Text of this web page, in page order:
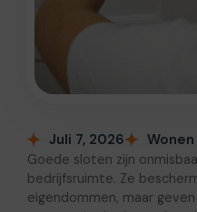
Juli 7, 2026 Wonen
Goede sloten zijn
bedrijfsruimte. Ze
eigendommen, maar